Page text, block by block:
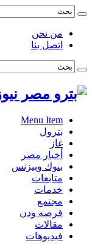
من نحن
اتصل بنا
Menu Item
بترول
غاز
أخبار مصر
بنوك وبيزنس
متابعات
خدمات
مجتمع
قرصه ودن
مقالات
فيديوهات